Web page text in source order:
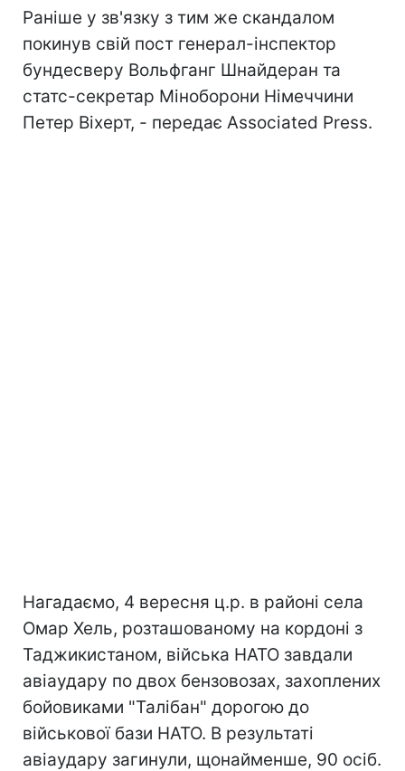
Раніше у зв'язку з тим же скандалом
покинув свій пост генерал-інспектор
бундесверу Вольфганг Шнайдеран та
статс-секретар Міноборони Німеччини
Петер Віхерт, - передає Associated Press.
Нагадаємо, 4 вересня ц.р. в районі села
Омар Хель, розташованому на кордоні з
Таджикистаном, війська НАТО завдали
авіаудару по двох бензовозах, захоплених
бойовиками "Талібан" дорогою до
військової бази НАТО. В результаті
авіаудару загинули, щонайменше, 90 осіб.